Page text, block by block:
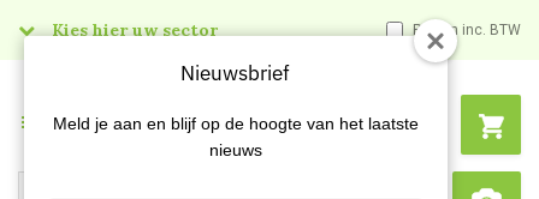
Kies hier uw sector Prijzen inc. BTW
Menu
Nieuwsbrief
Meld je aan en blijf op de hoogte van het laatste
nieuws